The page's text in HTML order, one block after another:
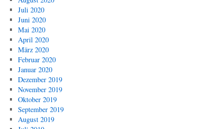
Juli 2020
Juni 2020
Mai 2020
April 2020
März 2020
Februar 2020
Januar 2020
Dezember 2019
November 2019
Oktober 2019
September 2019
August 2019